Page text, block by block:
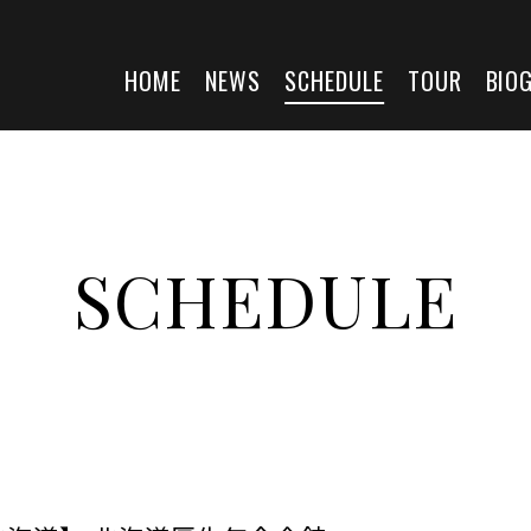
HOME NEWS SCHEDULE TOUR
SCHEDULE